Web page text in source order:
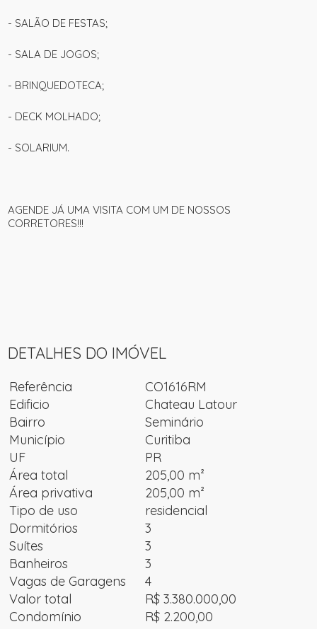
- SALÃO DE FESTAS;
- SALA DE JOGOS;
- BRINQUEDOTECA;
- DECK MOLHADO;
- SOLARIUM.
AGENDE JÁ UMA VISITA COM UM DE NOSSOS
CORRETORES!!!
DETALHES DO IMÓVEL
Referência
CO1616RM
Edificio
Chateau Latour
Bairro
Seminário
Município
Curitiba
UF
PR
Área total
205,00 m²
Área privativa
205,00 m²
Tipo de uso
residencial
Dormitórios
3
Suítes
3
Banheiros
3
Vagas de Garagens
4
Valor total
R$ 3.380.000,00
Condomínio
R$ 2.200,00